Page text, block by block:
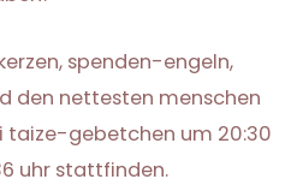
spenden-engeln,
den nettesten menschen
taize-gebetchen um 20:30
uhr stattfinden.